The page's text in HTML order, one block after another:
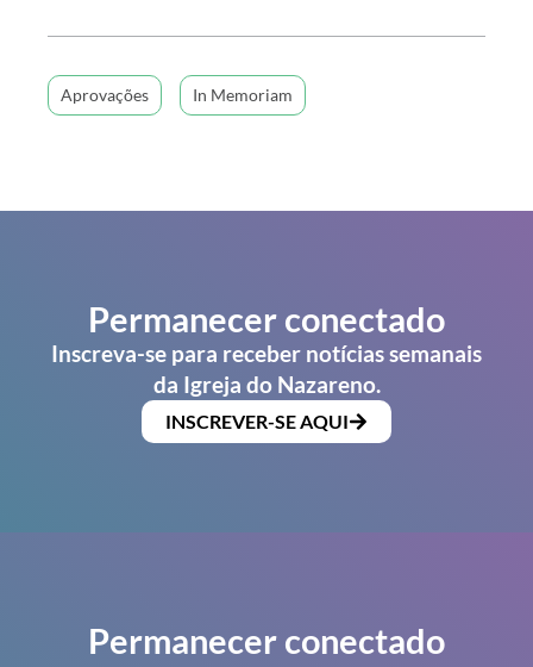
Aprovações In Memoriam
Permanecer conectado
Inscreva-se para receber notícias semanais
da Igreja do Nazareno.
INSCREVER-SE AQUI
Permanecer conectado